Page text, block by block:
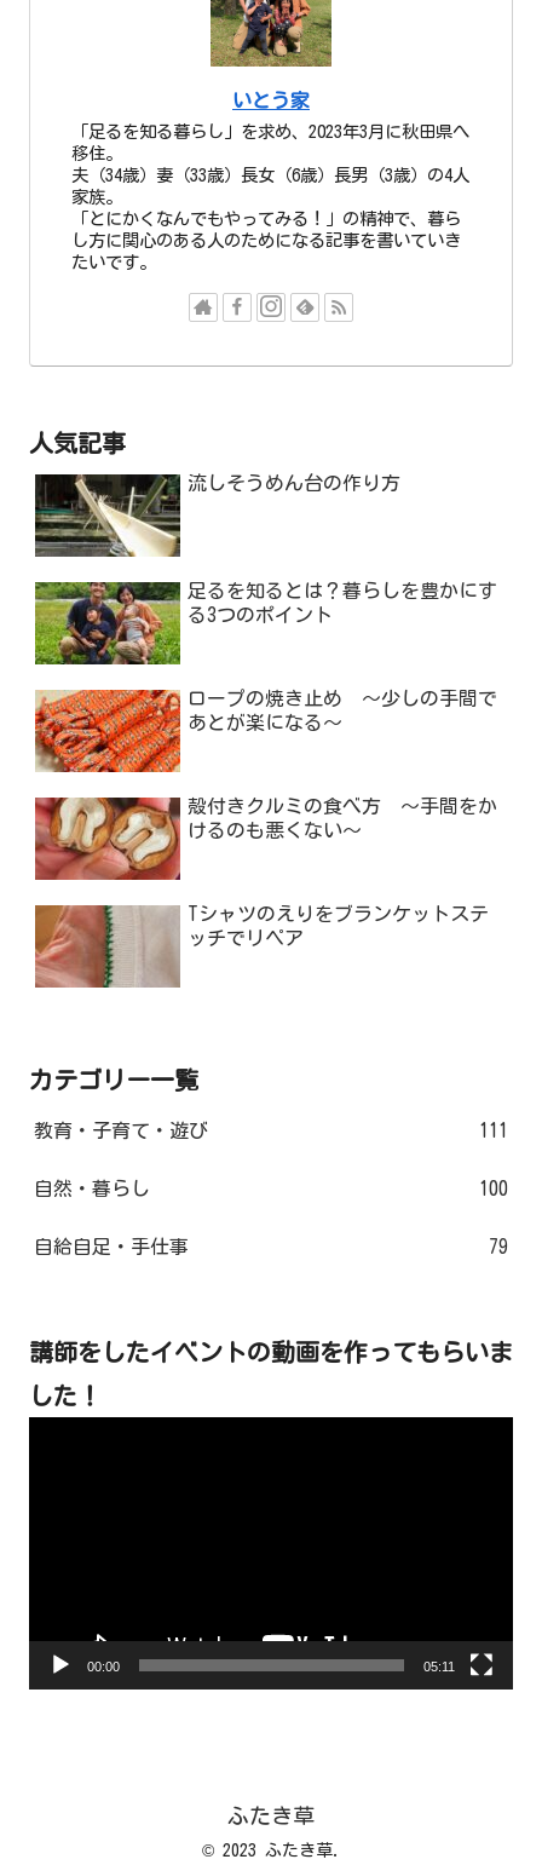
いとう家
「足るを知る暮らし」を求め、2023年3月に秋田県へ
移住。
夫（34歳）妻（33歳）長女（6歳）長男（3歳）の4人
家族。
「とにかくなんでもやってみる！」の精神で、暮ら
し方に関心のある人のためになる記事を書いていき
たいです。
人気記事
流しそうめん台の作り方
足るを知るとは？暮らしを豊かにす
る3つのポイント
ロープの焼き止め ～少しの手間で
あとが楽になる～
殻付きクルミの食べ方 ～手間をか
けるのも悪くない～
Tシャツのえりをブランケットステ
ッチでリペア
カテゴリー一覧
教育・子育て・遊び 111
自然・暮らし 100
自給自足・手仕事 79
講師をしたイベントの動画を作ってもらいま
した！
00:00 05:11
ふたき草
© 2023 ふたき草.